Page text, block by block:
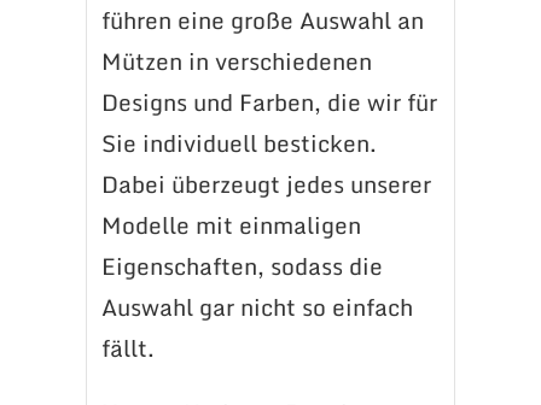
führen eine große Auswahl an
Mützen in verschiedenen
Designs und Farben, die wir für
Sie individuell besticken.
Dabei überzeugt jedes unserer
Modelle mit einmaligen
Eigenschaften, sodass die
Auswahl gar nicht so einfach
fällt.